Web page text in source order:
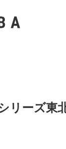
リーズ東